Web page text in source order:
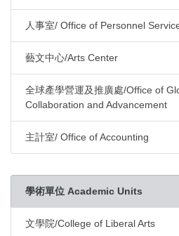
人事室/ Office of Personnel
藝文中心/Arts Center
全球產學營運及推廣處/Office of
Collaboration and Advancement
主計室/ Office of Accounting
學術單位 Academic Units
文學院/College of Liberal Arts